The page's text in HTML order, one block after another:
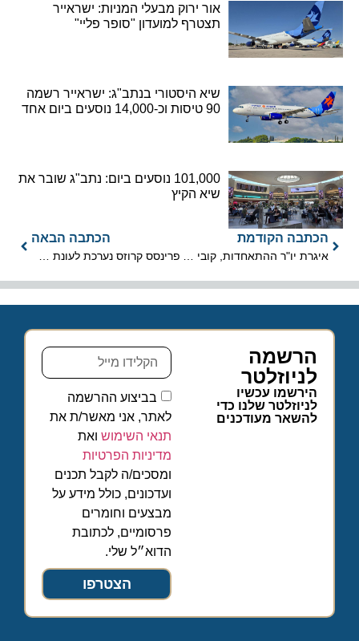
אור ירוק מבעלי המניות: ישראייר
תצטרף למועדון "סופר פליי"
שיא היסטורי בנתב"ג: ישראייר רשמה
90 טיסות וכ-14,000 נוסעים ביום אחד
101,000 נוסעים ביום: נתב"ג שובר את
שיא הקיץ
הכתבה הקודמת הכתבה הבאה
הרשמה
לניוזלטר
הירשמו עכשיו
לניוזלטר שלנו כדי
להשאר מעודכנים
בביצוע ההרשמה
לאתר, אני מאשר/ת את
תנאי השימוש ואת
מדיניות הפרטיות
ומסכים/ה לקבל תכנים
ועדכונים, כולל מידע על
מבצעים וחומרים
פרסומיים, לכתובת
הדוא״ל שלי.
הצטרפו